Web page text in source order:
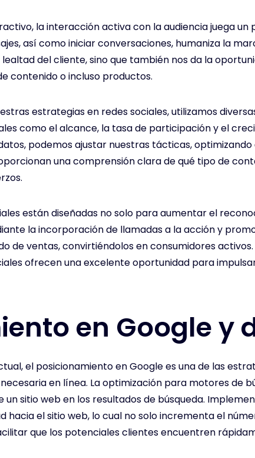
la interacción activa con la audiencia juega un
así como iniciar conversaciones, humaniza la
del cliente, sino que también nos da la
contenido o incluso productos.
estrategias en redes sociales, utilizamos
como el alcance, la tasa de participación y el
podemos ajustar nuestras tácticas,
una comprensión clara de qué tipo de
están diseñadas no solo para aumentar el
la incorporación de llamadas a la acción y
de ventas, convirtiéndolos en consumidores
ofrecen una excelente oportunidad para
en Google y
el posicionamiento en Google es una de las
en línea. La optimización para motores de
sitio web en los resultados de búsqueda.
el sitio web, lo cual no solo incrementa el
que los potenciales clientes encuentren